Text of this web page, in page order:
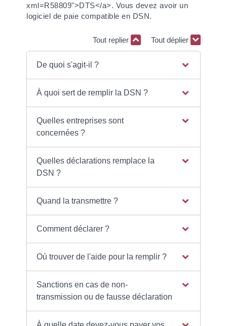
xml=R58809">DTS</a>. Vous devez avoir un
logiciel de paie compatible en DSN.
Tout replier Tout déplier
De quoi s'agit-il ?
À quoi sert de remplir la DSN ?
Quelles entreprises sont
concernées ?
Quelles déclarations remplace la
DSN ?
Quand la transmettre ?
Comment déclarer ?
Où trouver de l'aide pour la remplir ?
Sanctions en cas de non-
transmission ou de fausse déclaration